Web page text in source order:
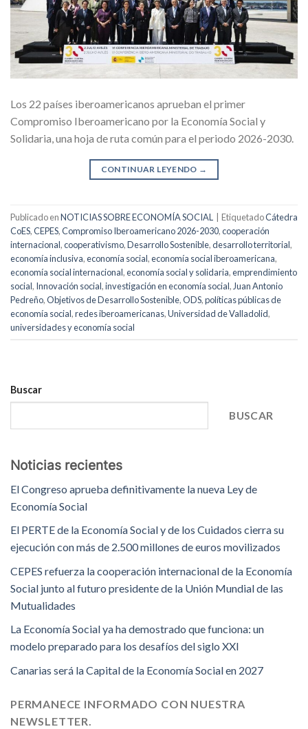
Los 22 países iberoamericanos aprueban el primer
Compromiso Iberoamericano por la Economía Social y
Solidaria, una hoja de ruta común para el periodo 2026-2030.
CONTINUAR LEYENDO →
Publicado enNOTICIAS SOBRE ECONOMÍA SOCIAL | EtiquetadoCátedra
CoES,CEPES,Compromiso Iberoamericano 2026-2030,cooperación
internacional,cooperativismo,Desarrollo Sostenible,desarrollo territorial,
economía inclusiva,economía social,economía social iberoamericana,
economía social internacional,economía social y solidaria,emprendimiento
social, Innovación social,investigación en economía social, Juan Antonio
Pedreño,Objetivos de Desarrollo Sostenible,ODS,políticas públicas de
economía social,redes iberoamericanas,Universidad de Valladolid,
universidades y economía social
Buscar
BUSCAR
Noticias recientes
El Congreso aprueba definitivamente la nueva Ley de
Economía Social
El PERTE de la Economía Social y de los Cuidados cierra su
ejecución con más de 2.500 millones de euros movilizados
CEPES refuerza la cooperación internacional de la Economía
Social junto al futuro presidente de la Unión Mundial de las
Mutualidades
La Economía Social ya ha demostrado que funciona: un
modelo preparado para los desafíos del siglo XXI
Canarias será la Capital de la Economía Social en 2027
PERMANECE INFORMADO CON NUESTRA
NEWSLETTER.